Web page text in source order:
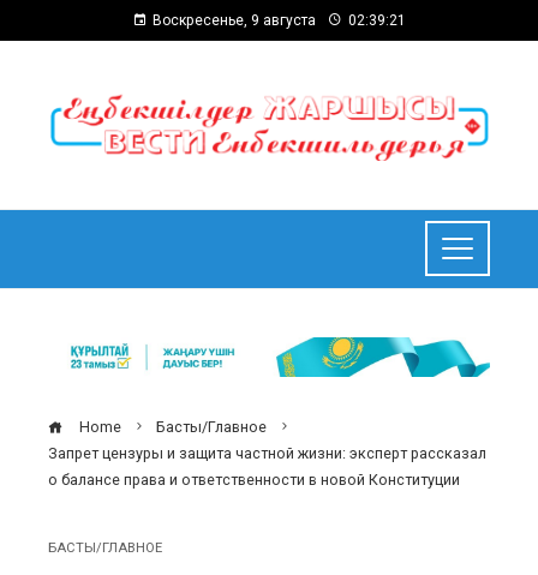
Воскресенье, 9 августа 02:39:22
Home
Басты/Главное
Запрет цензуры и защита частной жизни: эксперт рассказал
о балансе права и ответственности в новой Конституции
БАСТЫ/ГЛАВНОЕ